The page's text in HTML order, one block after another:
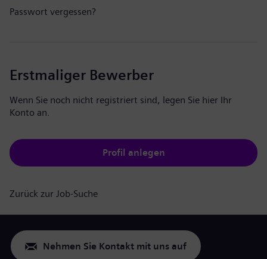
Passwort vergessen?
Erstmaliger Bewerber
Wenn Sie noch nicht registriert sind, legen Sie hier Ihr
Konto an.
Profil anlegen
Zurück zur Job-Suche
Nehmen Sie Kontakt mit uns auf